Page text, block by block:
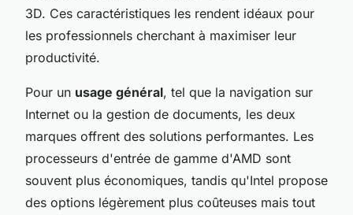
3D. Ces caractéristiques les rendent idéaux pour
les professionnels cherchant à maximiser leur
productivité.
Pour un usage général, tel que la navigation sur
Internet ou la gestion de documents, les deux
marques offrent des solutions performantes. Les
processeurs d'entrée de gamme d'AMD sont
souvent plus économiques, tandis qu'Intel propose
des options légèrement plus coûteuses mais tout